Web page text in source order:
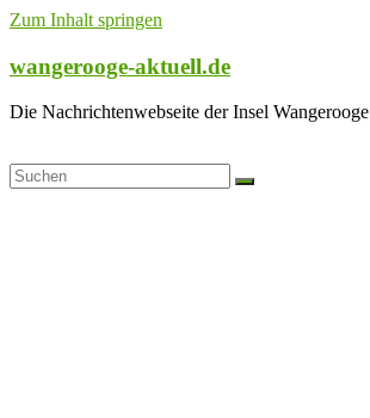
Zum Inhalt springen
wangerooge-aktuell.de
Die Nachrichtenwebseite der Insel Wangerooge